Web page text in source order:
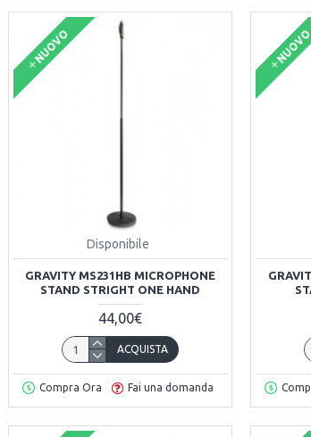
NUOVO
Disponibile
GRAVITY MS231HB MICROPHONE
STAND STRIGHT ONE HAND
44,00€
ACQUISTA
Compra Ora Fai una domanda